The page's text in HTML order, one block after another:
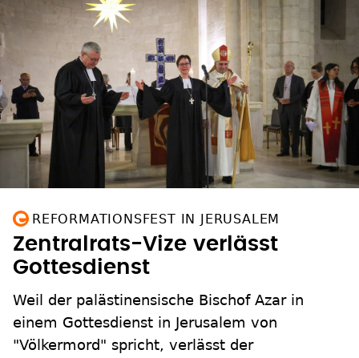
REFORMATIONSFEST IN JERUSALEM
Zentralrats-Vize verlässt
Gottesdienst
Weil der palästinensische Bischof Azar in
einem Gottesdienst in Jerusalem von
"Völkermord" spricht, verlässt der